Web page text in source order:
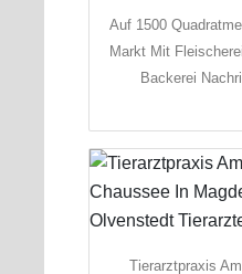
Auf 1500
Markt Mit
Backerei
Tierarztpraxis